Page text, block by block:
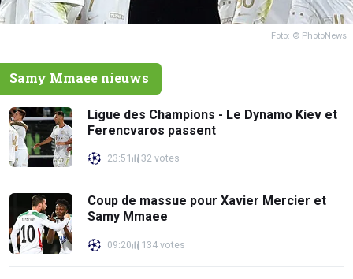
Foto: © PhotoNews
Samy Mmaee nieuws
Ligue des Champions - Le Dynamo Kiev et
Ferencvaros passent
23:51 32 votes
Coup de massue pour Xavier Mercier et
Samy Mmaee
09:20 134 votes